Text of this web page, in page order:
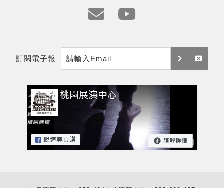
m
a
i
l
t
訂閱電子報
訂 取